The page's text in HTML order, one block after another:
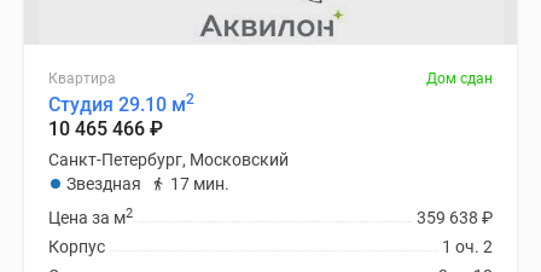
Квартира Дом сдан
Студия 29.10 м2
10 465 466 ₽
Санкт-Петербург, Московский
Звездная
17 мин.
359 638 ₽
Цена за м2
1 оч. 2
Корпус